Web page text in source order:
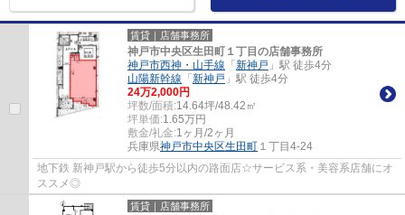
賃貸｜店舗事務所
神戸市中央区生田町１丁目の店舗事務所
神戸市西神・山手線 「 新神戸 」駅 徒歩4分
山陽新幹線 「 新神戸 」駅 徒歩4分
24万2,000円
坪数/面積:14.64坪/48.42㎡
坪単価:1.65万円
敷金/礼金:1ヶ月/2ヶ月
兵庫県神戸市中央区生田町 １丁目4-24
地下鉄 新神戸駅から徒歩5分以内の路面店☆サービス系・美容系店舗にオ
ススメ◎
賃貸｜店舗事務所